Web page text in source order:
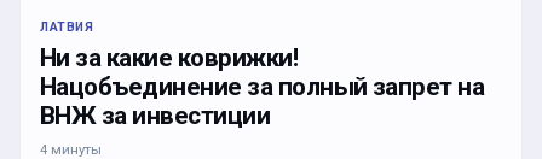
ЛАТВИЯ
Ни за какие коврижки!
Нацобъединение за полный запрет на
ВНЖ за инвестиции
4 минуты